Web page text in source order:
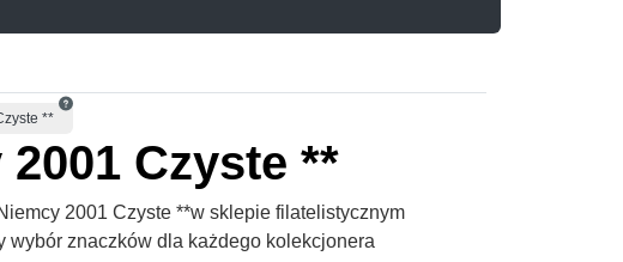
**
Czyste **
2001 Czyste **w sklepie filatelistycznym
wybór znaczków dla każdego kolekcjonera